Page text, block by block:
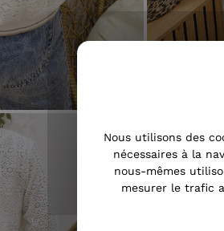
Nous utilisons des
nécessaires à la
nous-mêmes
mesurer le trafic